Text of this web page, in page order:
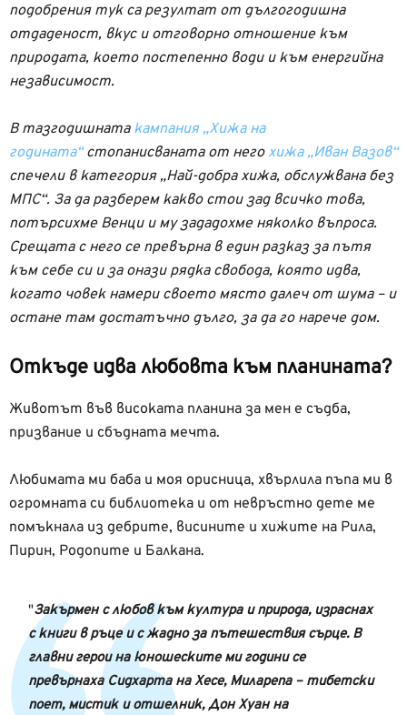
подобрения тук са резултат от дългогодишна
отдаденост, вкус и отговорно отношение към
природата, което постепенно води и към енергийна
независимост.
В тазгодишната кампания „Хижа на
годината“стопанисваната от него хижа „Иван Вазов“
спечели в категория „Най-добра хижа, обслужвана без
МПС“. За да разберем какво стои зад всичко това,
потърсихме Венци и му зададохме няколко въпроса.
Срещата с него се превърна в един разказ за пътя
към себе си и за онази рядка свобода, която идва,
когато човек намери своето място далеч от шума – и
остане там достатъчно дълго, за да го нарече дом.
Откъде идва любовта към планината?
Животът във високата планина за мен е съдба,
призвание и сбъдната мечта.
Любимата ми баба и моя орисница, хвърлила пъпа ми в
огромната си библиотека и от невръстно дете ме
помъкнала из дебрите, висините и хижите на Рила,
Пирин, Родопите и Балкана.
Закърмен с любов към култура и природа, израснах
с книги в ръце и с жадно за пътешествия сърце. В
главни герои на юношеските ми години се
превърнаха Сидхарта на Хесе, Миларепа – тибетски
поет, мистик и отшелник, Дон Хуан на